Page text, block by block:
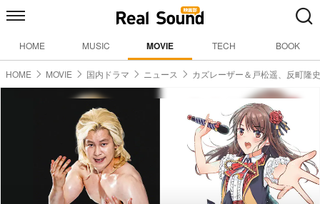
HOME MUSIC MOVIE TECH BOOK
HOME MOVIE 国内ドラマ ニュース カズレーザー＆戸松遥、反町隆